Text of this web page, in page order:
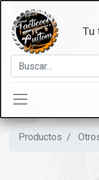
Tu
Productos